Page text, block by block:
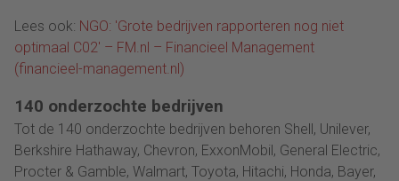
Lees ook: NGO: 'Grote bedrijven rapporteren nog niet
optimaal C02' – FM.nl – Financieel Management
(financieel-management.nl)
140 onderzochte bedrijven
Tot de 140 onderzochte bedrijven behoren Shell, Unilever,
Berkshire Hathaway, Chevron, ExxonMobil, General Electric,
Procter & Gamble, Walmart, Toyota, Hitachi, Honda, Bayer,